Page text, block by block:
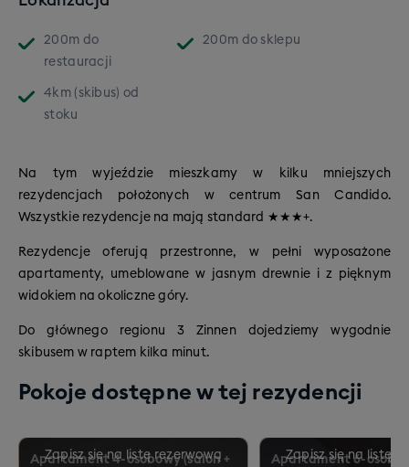
zabierzemy tu na
dodatkową wycieczkę Ski Safari w
ramach rozszerzenia Dolomiti Experience!
200m do
restauracji
200m do sklepu
4km (skibus) od
stoku
Na tym wyjeździe mieszkamy w kilku mniejszych
rezydencjach położonych w centrum San Candido.
Wszystkie rezydencje na mają standard ★★★+.
Rezydencje oferują przestronne, w pełni wyposażone
apartamenty, umeblowane w jasnym drewnie i z pięknym
widokiem na okoliczne góry.
Do głównego regionu 3 Zinnen dojedziemy wygodnie
skibusem w raptem kilka minut.
Pokoje dostępne w tej rezydencji
Apartament 4-osobowy (salon +
Apartament 6-